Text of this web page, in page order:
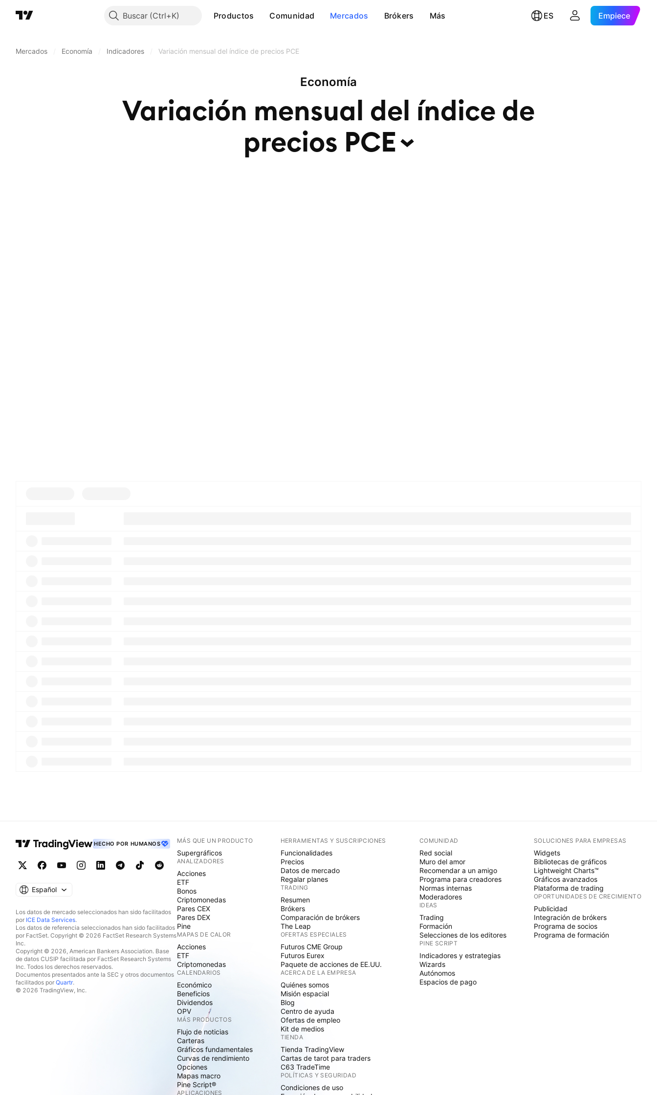
Buscar Productos Comunidad Mercados Brókers Más ES Empiece
Mercados Economía Indicadores Variación mensual del índice de precios PCE
Economía
Variación mensual del índice de
precios PCE
HECHO POR HUMANOS
Español
Los datos de mercado seleccionados han sido facilitados
por ICE Data Services.
Los datos de referencia seleccionados han sido facilitados
por FactSet. Copyright © 2026 FactSet Research Systems
Inc.
Copyright © 2026, American Bankers Association. Base
de datos CUSIP facilitada por FactSet Research Systems
Inc. Todos los derechos reservados.
Documentos presentados ante la SEC y otros documentos
facilitados por Quartr.
© 2026 TradingView, Inc.
MÁS QUE UN PRODUCTO
Supergráficos
ANALIZADORES
Acciones
ETF
Bonos
Criptomonedas
Pares CEX
Pares DEX
Pine
MAPAS DE CALOR
Acciones
ETF
Criptomonedas
CALENDARIOS
Económico
Beneficios
Dividendos
OPV
MÁS PRODUCTOS
Flujo de noticias
Carteras
Gráficos fundamentales
Curvas de rendimiento
Opciones
Mapas macro
Pine Script®
APLICACIONES
HERRAMIENTAS Y SUSCRIPCIONES
Funcionalidades
Precios
Datos de mercado
Regalar planes
TRADING
Resumen
Brókers
Comparación de brókers
The Leap
OFERTAS ESPECIALES
Futuros CME Group
Futuros Eurex
Paquete de acciones de EE.UU.
ACERCA DE LA EMPRESA
Quiénes somos
Misión espacial
Blog
Centro de ayuda
Ofertas de empleo
Kit de medios
TIENDA
Tienda TradingView
Cartas de tarot para traders
C63 TradeTime
POLÍTICAS Y SEGURIDAD
Condiciones de uso
COMUNIDAD
Red social
Muro del amor
Recomendar a un amigo
Programa para creadores
Normas internas
Moderadores
IDEAS
Trading
Formación
Selecciones de los editores
PINE SCRIPT
Indicadores y estrategias
Wizards
Autónomos
Espacios de pago
SOLUCIONES PARA EMPRESAS
Widgets
Bibliotecas de gráficos
Lightweight Charts™
Gráficos avanzados
Plataforma de trading
OPORTUNIDADES DE CRECIMIENTO
Publicidad
Integración de brókers
Programa de socios
Programa de formación